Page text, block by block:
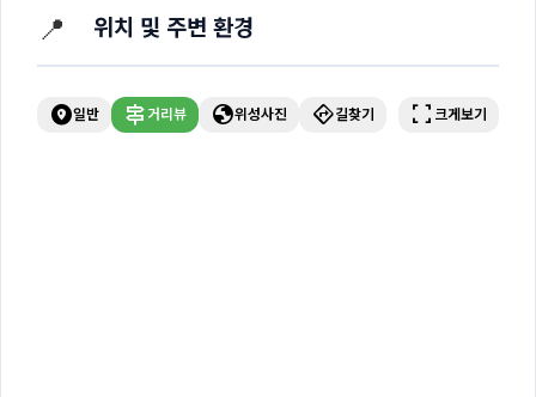
📍 위치 및 주변 환경
explore_nearby일반 signpost 거리뷰 globe위성사진 directions길찾기 fullscreen 크게보기